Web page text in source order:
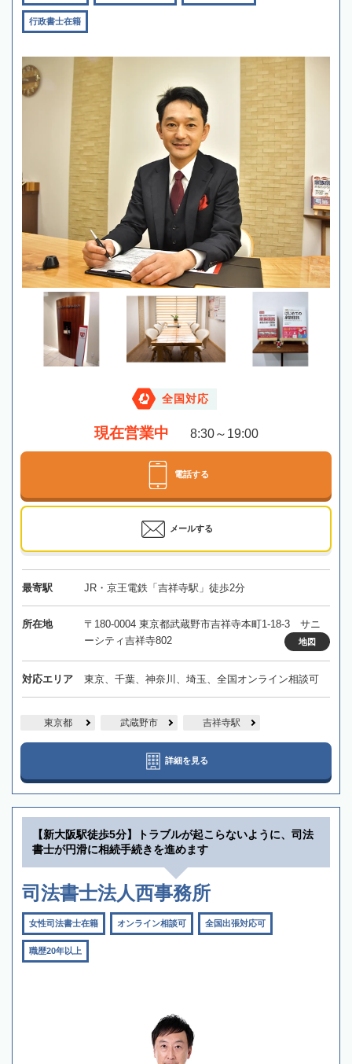
行政書士在籍
全国対応
現在営業中 8:30～19:00
電話する
メールする
最寄駅 JR・京王電鉄「吉祥寺駅」徒歩2分
所在地
〒180-0004 東京都武蔵野市吉祥寺本町1-18-3 サニ
ーシティ吉祥寺802
地図
対応エリア 東京、千葉、神奈川、埼玉、全国オンライン相談可
東京都 武蔵野市 吉祥寺駅
詳細を見る
【新大阪駅徒歩5分】トラブルが起こらないように、司法
書士が円滑に相続手続きを進めます
司法書士法人西事務所
女性司法書士在籍 オンライン相談可 全国出張対応可
職歴20年以上